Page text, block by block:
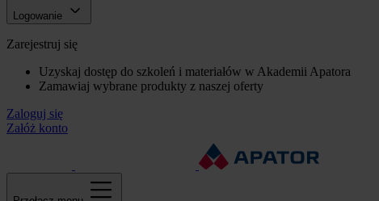
Logowanie
Zarejestruj się
Uzyskaj dostęp do szkoleń i materiałów w Akademii Apatora
Zamawiaj wybrane produkty z naszej oferty
Zaloguj się
Załóż konto